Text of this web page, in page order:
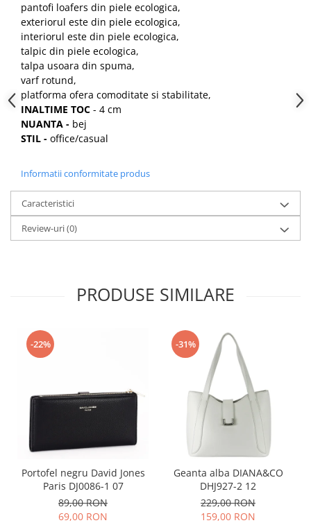
pantofi loafers din piele ecologica,
exteriorul este din piele ecologica,
interiorul este din piele ecologica,
talpic din piele ecologica,
talpa usoara din spuma,
varf rotund,
platforma ofera comoditate si stabilitate,
INALTIME TOC - 4 cm
NUANTA - bej
STIL - office/casual
Informatii conformitate produs
Caracteristici
Review-uri(0)
PRODUSE SIMILARE
-22%
Portofel negru David Jones
Paris DJ0086-1 07
89,00 RON
69,00 RON
-31%
Geanta alba DIANA&CO
DHJ927-2 12
229,00 RON
159,00 RON